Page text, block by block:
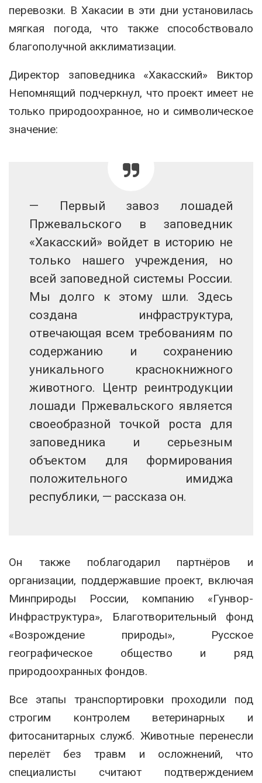
перевозки. В Хакасии в эти дни установилась
мягкая погода, что также способствовало
благополучной акклиматизации.
Директор заповедника «Хакасский» Виктор
Непомнящий подчеркнул, что проект имеет не
только природоохранное, но и символическое
значение:
— Первый завоз лошадей
Пржевальского в заповедник
«Хакасский» войдет в историю не
только нашего учреждения, но
всей заповедной системы России.
Мы долго к этому шли. Здесь
создана инфраструктура,
отвечающая всем требованиям по
содержанию и сохранению
уникального краснокнижного
животного. Центр реинтродукции
лошади Пржевальского является
своеобразной точкой роста для
заповедника и серьезным
объектом для формирования
положительного имиджа
республики, — рассказа он.
Он также поблагодарил партнёров и
организации, поддержавшие проект, включая
Минприроды России, компанию «Гунвор-
Инфраструктура», Благотворительный фонд
«Возрождение природы», Русское
географическое общество и ряд
природоохранных фондов.
Все этапы транспортировки проходили под
строгим контролем ветеринарных и
фитосанитарных служб. Животные перенесли
перелёт без травм и осложнений, что
специалисты считают подтверждением